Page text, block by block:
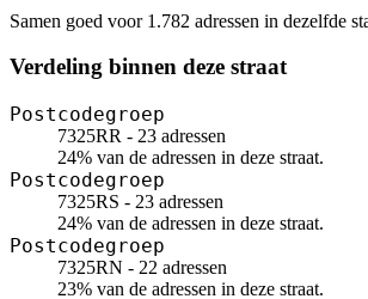
Samen goed voor 1.782 adressen in dezelfde
Verdeling binnen deze straat
Postcodegroep
7325RR - 23 adressen
24% van de adressen in deze straat.
Postcodegroep
7325RS - 23 adressen
24% van de adressen in deze straat.
Postcodegroep
7325RN - 22 adressen
23% van de adressen in deze straat.